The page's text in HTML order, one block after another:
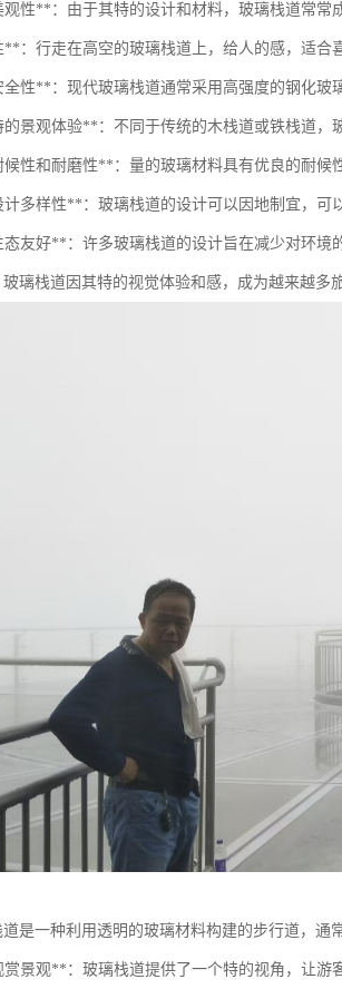
性**：由于其特的设计和材料，玻璃栈道常常
：行走在高空的玻璃栈道上，给人的感，适合
性**：现代玻璃栈道通常采用高强度的钢化玻
景观体验**：不同于传统的木栈道或铁栈道，
性和耐磨性**：量的玻璃材料具有优良的耐候
多样性**：玻璃栈道的设计可以因地制宜，可
友好**：许多玻璃栈道的设计旨在减少对环境
玻璃栈道因其特的视觉体验和感，成为越来越多
是一种利用透明的玻璃材料构建的步行道，通
景观**：玻璃栈道提供了一个特的视角，让游